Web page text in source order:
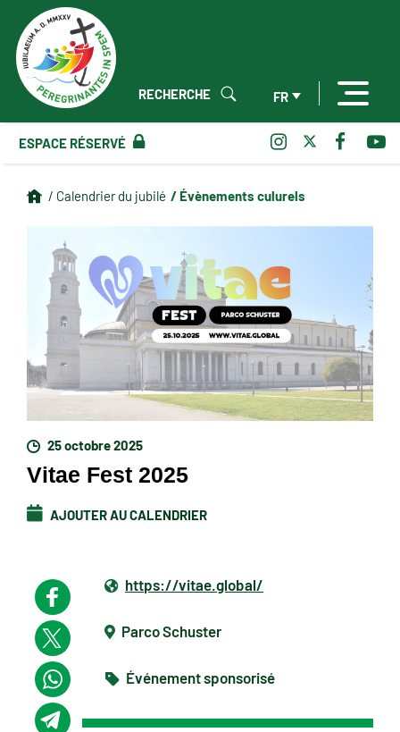
FR
RECHERCHE
ESPACE RÉSERVÉ
/ Calendrier du jubilé / Évènements culurels
25 octobre 2025
Vitae Fest 2025
AJOUTER AU CALENDRIER
https://vitae.global/
Parco Schuster
Événement sponsorisé